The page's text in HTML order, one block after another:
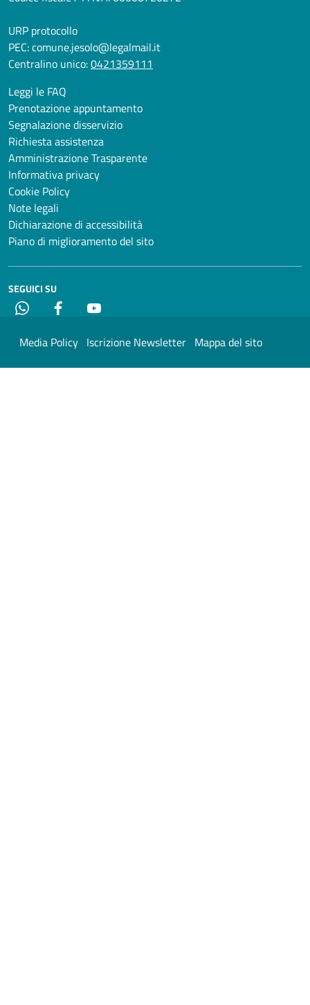
URP protocollo
PEC:comune.jesolo@legalmail.it
Centralino unico:0421359111
Leggi le FAQ
Prenotazione appuntamento
Segnalazione disservizio
Richiesta assistenza
Amministrazione Trasparente
Informativa privacy
Cookie Policy
Note legali
Dichiarazione di accessibilità
Piano di miglioramento del sito
SEGUICI SU
Whatsapp Facebook
Media Policy Iscrizione Newsletter Mappa del sito